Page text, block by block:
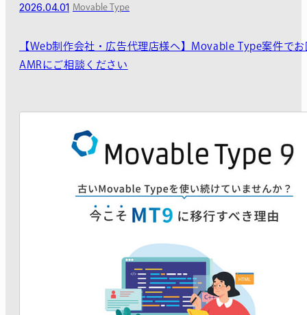
2026.04.01 Movable Type
【Web制作会社・広告代理店様へ】Movable Type案件で
AMRにご相談ください